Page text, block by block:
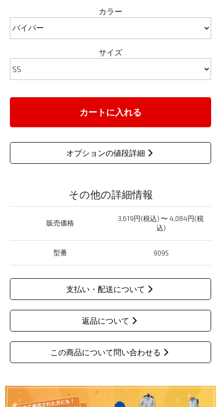
カラー
サイズ
カートに入れる
オプションの値段詳細
その他の詳細情報
販売価格
3,619円(税込) 〜 4,084円(税
込)
型番 9095
支払い・配送について
返品について
この商品について問い合わせる